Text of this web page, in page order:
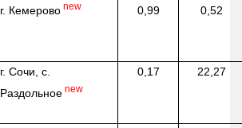
г. Кемерово new 0,99 0,52
г. Сочи, с.
Раздольное new
0,17 22,27